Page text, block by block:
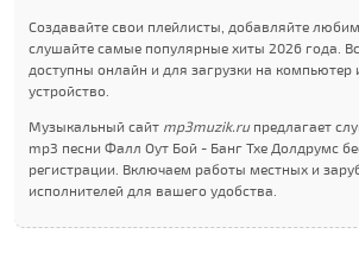
Создавайте свои плейлисты, добавляйте
слушайте самые популярные хиты 2026 года.
доступны онлайн и для загрузки на компьютер
устройство.
Музыкальный сайт mp3muzik.ruпредлагает
mp3 песни Фалл Оут Бой - Банг Тхе Долдрумс
регистрации. Включаем работы местных и
исполнителей для вашего удобства.